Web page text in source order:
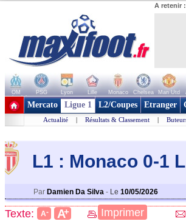
A retenir :
OM PSG Lyon Lille Monaco Chelsea Man Utd
+ de clubs
Mercato Ligue 1 L2/Coupes Etranger
Actualité | Résultats & Classement |
L1 : Monaco 0-1
Par Damien Da Silva - Le 10/05/2026
Texte: A- A+ Imprimer